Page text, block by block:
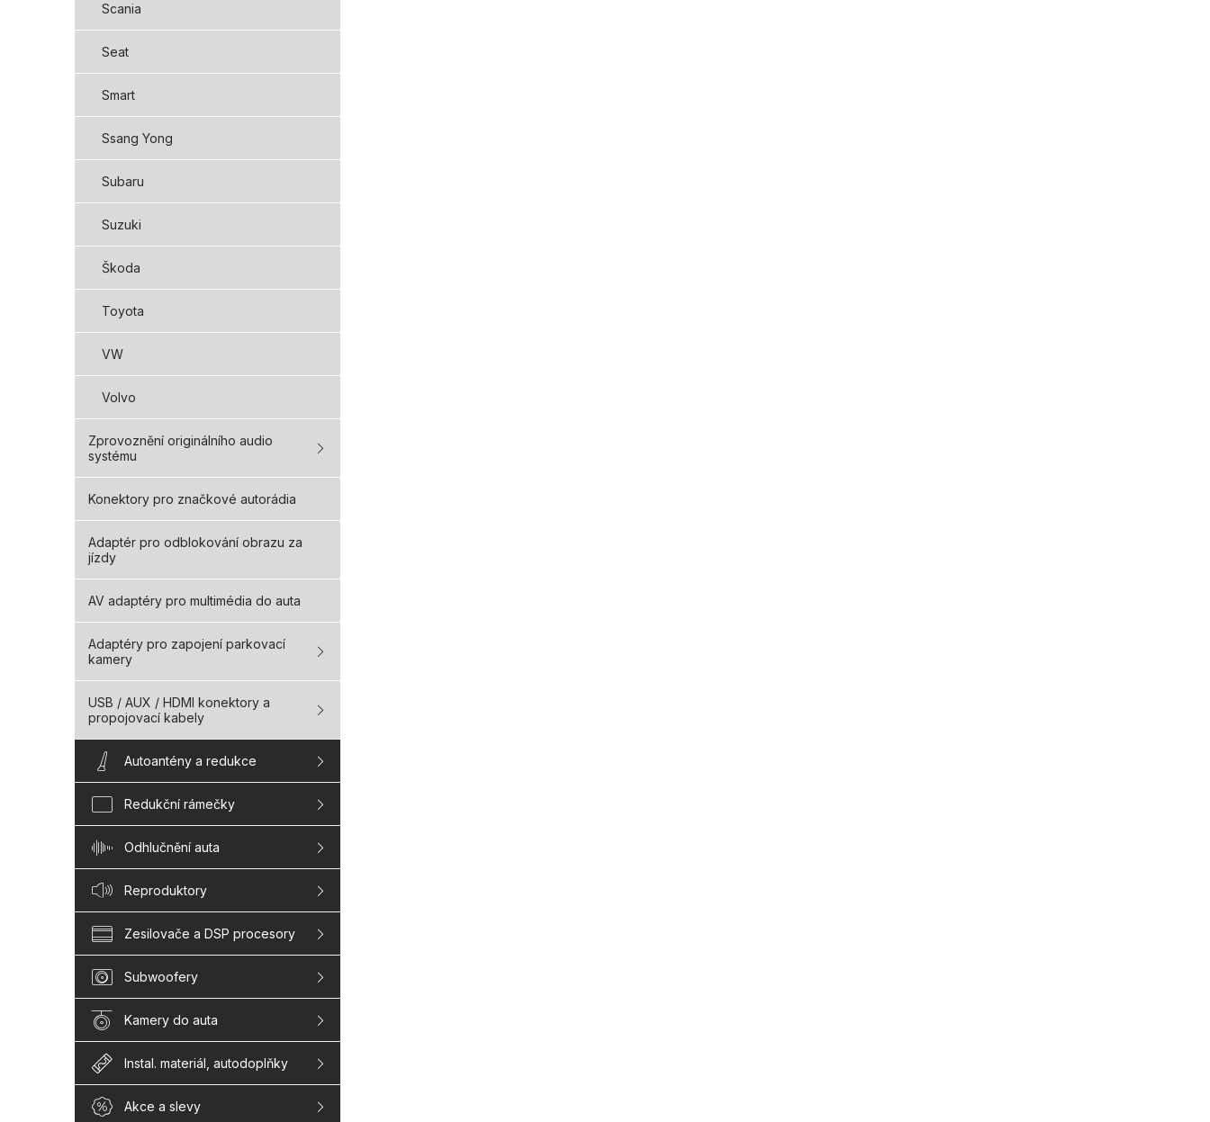
Scania
Seat
Smart
Ssang Yong
Subaru
Suzuki
Škoda
Toyota
VW
Volvo
Zprovoznění originálního audio
systému
Konektory pro značkové autorádia
Adaptér pro odblokování obrazu za
jízdy
AV adaptéry pro multimédia do auta
Adaptéry pro zapojení parkovací
kamery
USB / AUX / HDMI konektory a
propojovací kabely
Autoantény a redukce
Redukční rámečky
Odhlučnění auta
Reproduktory
Zesilovače a DSP procesory
Subwoofery
Kamery do auta
Instal. materiál, autodoplňky
Akce a slevy